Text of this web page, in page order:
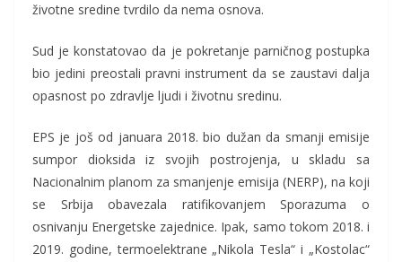
životne sredine tvrdilo da nema osnova.
Sud je konstatovao da je pokretanje parničnog postupka
bio jedini preostali pravni instrument da se zaustavi dalja
opasnost po zdravlje ljudi i životnu sredinu.
EPS je još od januara 2018. bio dužan da smanji emisije
sumpor dioksida iz svojih postrojenja, u skladu sa
Nacionalnim planom za smanjenje emisija (NERP), na koji
se Srbija obavezala ratifikovanjem Sporazuma o
osnivanju Energetske zajednice. Ipak, samo tokom 2018. i
2019. godine, termoelektrane „Nikola Tesla“ i „Kostolac“